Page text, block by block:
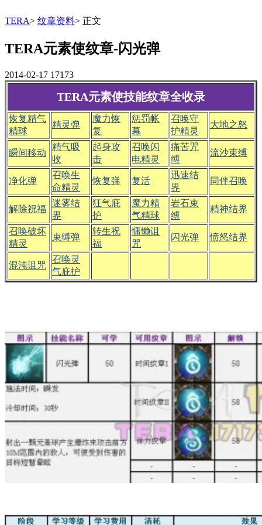
TERA> 纹章资料> 正文
TERA元素使纹章-闪光弹
2014-02-17 17173
TERA元素使技能纹章全收录
恢复精气
精球
精灵弹
魔力恢
复
惩罚帐
幕
召唤守
护精灵
大地之怒
瞬间移动
精气吸
收
起身攻
击
召唤闪
电精灵
痛苦咒
缚
流沙束缚
净化弹
召唤生
命精灵
恢复弹 复活
迅速结
界
同伴召唤
解除祝福
迷雾结
界
狂气庇
护
魔力精
气精球
岩石束
缚
精神结界
召唤破坏
精灵
束缚弹
转生祝
福
慵懒诅
咒
闪光弹 愤怒结界
混沌诅咒
召唤灵
气庇护